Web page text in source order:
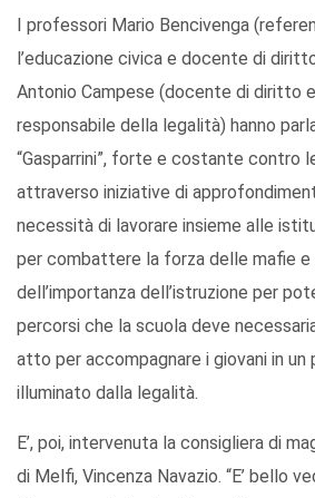
I professori Mario Bencivenga
l’educazione civica e docente di
Antonio Campese (docente di diritto
responsabile della legalità) hanno
“Gasparrini”, forte e costante contro
attraverso iniziative di
necessità di lavorare insieme alle
per combattere la forza delle mafie e
dell’importanza dell’istruzione per
percorsi che la scuola deve
atto per accompagnare i giovani in
illuminato dalla legalità.
E’, poi, intervenuta la consigliera di
di Melfi, Vincenza Navazio. “E’ bello